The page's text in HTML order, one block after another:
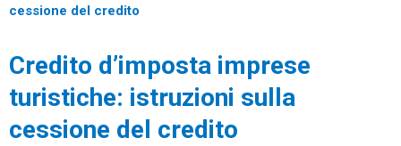
cessione del credito
Credito d’imposta imprese
turistiche: istruzioni sulla
cessione del credito